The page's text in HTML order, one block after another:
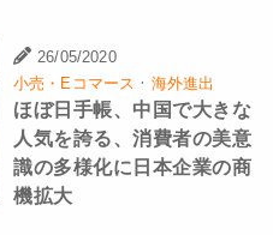
26/05/2020
小売・Eコマース · 海外進出
ほぼ日手帳、中国で大きな
人気を誇る、消費者の美意
識の多様化に日本企業の商
機拡大